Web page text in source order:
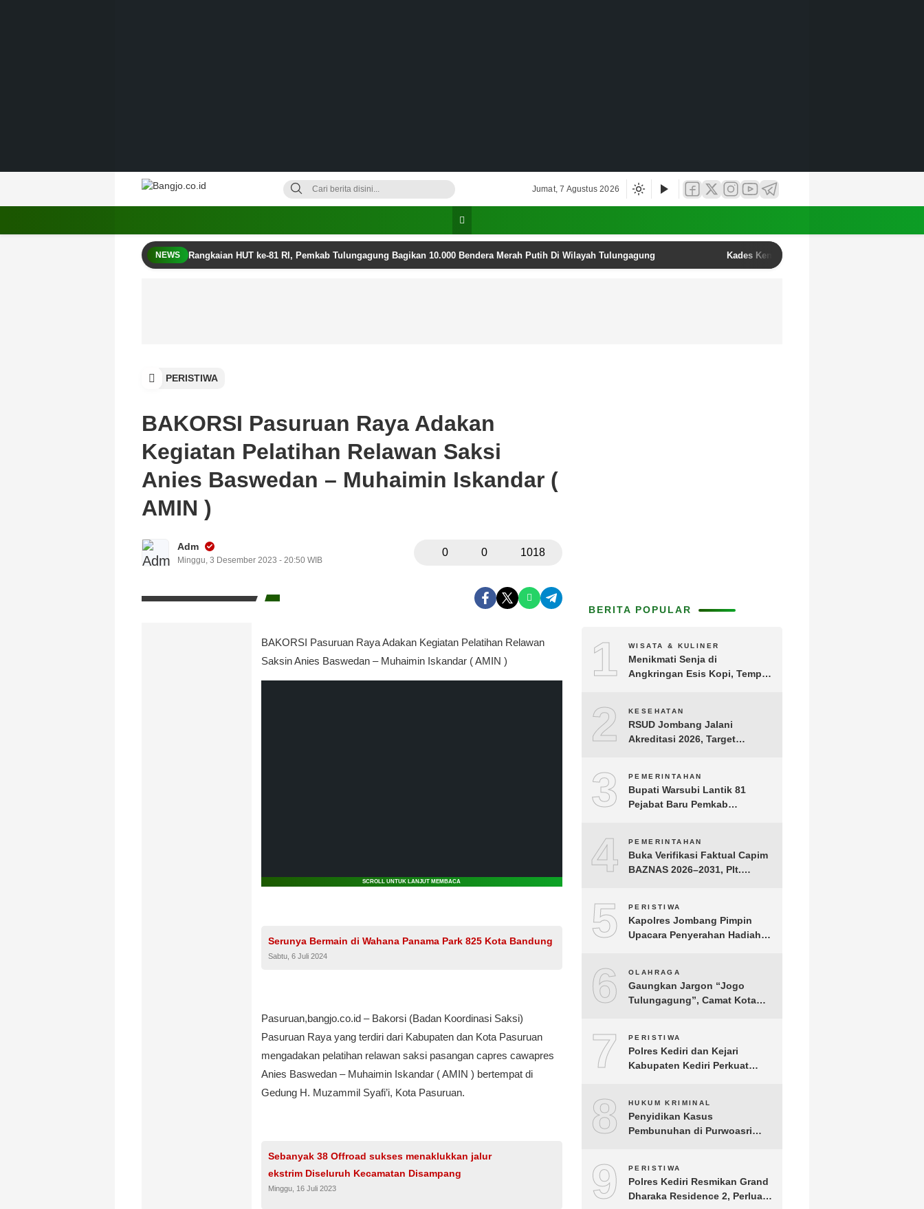
Jumat, 7 Agustus 2026
NEWS Rangkaian HUT ke-81 RI, Pemkab Tulungagung Bagikan 10.000 Bendera Merah Putih Di Wilayah Tulungagung Kades Kendalbulur Anang Mustofa Resmi
PERISTIWA
BAKORSI Pasuruan Raya Adakan
Kegiatan Pelatihan Relawan Saksi
Anies Baswedan – Muhaimin Iskandar (
AMIN )
Adm
Minggu, 3 Desember 2023 - 20:50 WIB
0 0 1018
BAKORSI Pasuruan Raya Adakan Kegiatan Pelatihan Relawan
Saksin Anies Baswedan – Muhaimin Iskandar ( AMIN )
SCROLL UNTUK LANJUT MEMBACA
Serunya Bermain di Wahana Panama Park 825 Kota Bandung
Sabtu, 6 Juli 2024
Pasuruan,bangjo.co.id – Bakorsi (Badan Koordinasi Saksi)
Pasuruan Raya yang terdiri dari Kabupaten dan Kota Pasuruan
mengadakan pelatihan relawan saksi pasangan capres cawapres
Anies Baswedan – Muhaimin Iskandar ( AMIN ) bertempat di
Gedung H. Muzammil Syafi’i, Kota Pasuruan.
Sebanyak 38 Offroad sukses menaklukkan jalur
ekstrim Diseluruh Kecamatan Disampang
Minggu, 16 Juli 2023
BERITA POPULAR
1 WISATA & KULINER
Menikmati Senja di
Angkringan Esis Kopi, Tempat
2 KESEHATAN
RSUD Jombang Jalani
Akreditasi 2026, Target
Layanan
3 PEMERINTAHAN
Bupati Warsubi Lantik 81
Pejabat Baru Pemkab
4 PEMERINTAHAN
Buka Verifikasi Faktual Capim
BAZNAS 2026–2031, Plt.
Transparansi
5 PERISTIWA
Kapolres Jombang Pimpin
Upacara Penyerahan Hadiah
6 OLAHRAGA
Gaungkan Jargon “Jogo
Tulungagung”, Camat Kota
Tamanan
7 PERISTIWA
Polres Kediri dan Kejari
Kabupaten Kediri Perkuat
8 HUKUM KRIMINAL
Penyidikan Kasus
Pembunuhan di Purwoasri
Adegan
9 PERISTIWA
Polres Kediri Resmikan Grand
Dharaka Residence 2, Perluas